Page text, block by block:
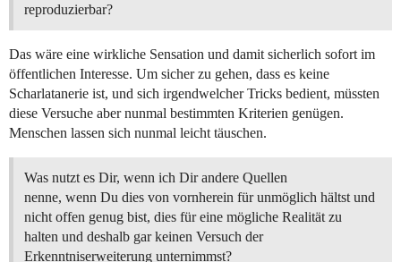
reproduzierbar?
Das wäre eine wirkliche Sensation und damit sicherlich sofort im
öffentlichen Interesse. Um sicher zu gehen, dass es keine
Scharlatanerie ist, und sich irgendwelcher Tricks bedient, müssten
diese Versuche aber nunmal bestimmten Kriterien genügen.
Menschen lassen sich nunmal leicht täuschen.
Was nutzt es Dir, wenn ich Dir andere Quellen
nenne, wenn Du dies von vornherein für unmöglich hältst und
nicht offen genug bist, dies für eine mögliche Realität zu
halten und deshalb gar keinen Versuch der
Erkenntniserweiterung unternimmst?